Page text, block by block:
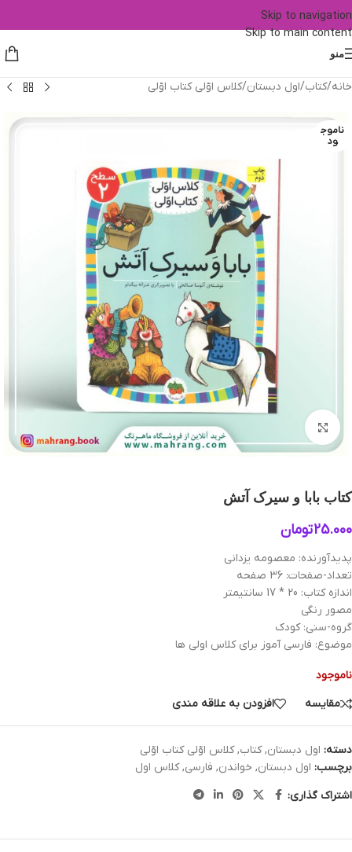
Skip to navigation
Skip to main content
منو
خانه/کتاب/اول دبستان/کلاس اوّلی کتاب اوّلی
ناموج
ود
بزرگنمایی تصویر
کتاب بابا و سیرک آتش
25.000تومان
پدیدآورنده: معصومه یزدانی
تعداد-صفحات: 36 صفحه
اندازه کتاب: 20 * 17 سانتیمتر
مصور رنگی
گروه-سنی: کودک
موضوع: فارسی آموز برای کلاس اولی ها
ناموجود
مقایسه
افزودن به علاقه مندی
دسته: اول دبستان, کتاب, کلاس اوّلی کتاب اوّلی
برچسب: اول دبستان, خواندن, فارسی, کلاس اول
اشتراک گذاری: